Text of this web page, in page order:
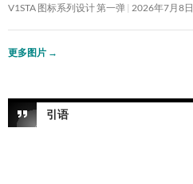
V1STA 图标系列设计 第一弹 2026年7月8日
更多图片 →
引语